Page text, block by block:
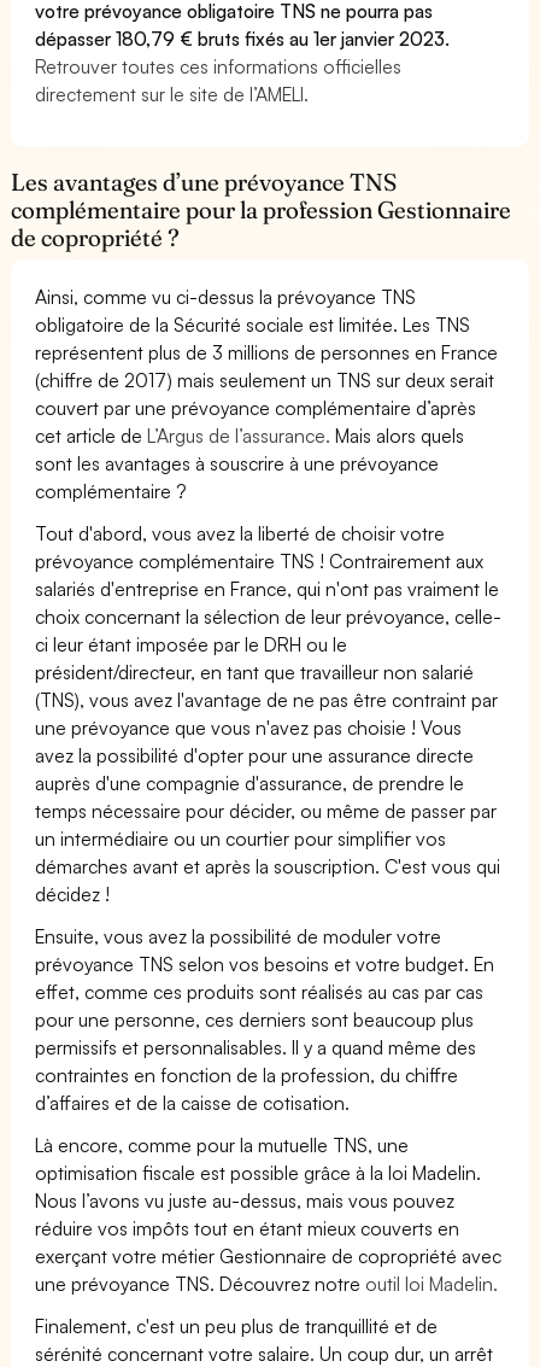
votre prévoyance obligatoire TNS ne pourra pas
dépasser 180,79 € bruts fixés au 1er janvier 2023.
Retrouver toutes ces informations officielles
directement sur le site de l’AMELI.
Les avantages d’une prévoyance TNS
complémentaire pour la profession Gestionnaire
de copropriété ?
Ainsi, comme vu ci-dessus la prévoyance TNS
obligatoire de la Sécurité sociale est limitée. Les TNS
représentent plus de 3 millions de personnes en France
(chiffre de 2017) mais seulement un TNS sur deux serait
couvert par une prévoyance complémentaire d’après
cet article deL’Argus de l’assurance. Mais alors quels
sont les avantages à souscrire à une prévoyance
complémentaire ?
Tout d'abord, vous avez la liberté de choisir votre
prévoyance complémentaire TNS ! Contrairement aux
salariés d'entreprise en France, qui n'ont pas vraiment le
choix concernant la sélection de leur prévoyance, celle-
ci leur étant imposée par le DRH ou le
président/directeur, en tant que travailleur non salarié
(TNS), vous avez l'avantage de ne pas être contraint par
une prévoyance que vous n'avez pas choisie ! Vous
avez la possibilité d'opter pour une assurance directe
auprès d'une compagnie d'assurance, de prendre le
temps nécessaire pour décider, ou même de passer par
un intermédiaire ou un courtier pour simplifier vos
démarches avant et après la souscription. C'est vous qui
décidez !
Ensuite, vous avez la possibilité de moduler votre
prévoyance TNS selon vos besoins et votre budget. En
effet, comme ces produits sont réalisés au cas par cas
pour une personne, ces derniers sont beaucoup plus
permissifs et personnalisables. Il y a quand même des
contraintes en fonction de la profession, du chiffre
d’affaires et de la caisse de cotisation.
Là encore, comme pour la mutuelle TNS, une
optimisation fiscale est possible grâce à la loi Madelin.
Nous l’avons vu juste au-dessus, mais vous pouvez
réduire vos impôts tout en étant mieux couverts en
exerçant votre métier Gestionnaire de copropriété avec
une prévoyance TNS. Découvrez notre outil loi Madelin.
Finalement, c'est un peu plus de tranquillité et de
sérénité concernant votre salaire. Un coup dur, un arrêt